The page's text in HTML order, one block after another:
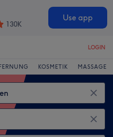
130K
Use app
LOGIN
KOSMETIK MASSAGE